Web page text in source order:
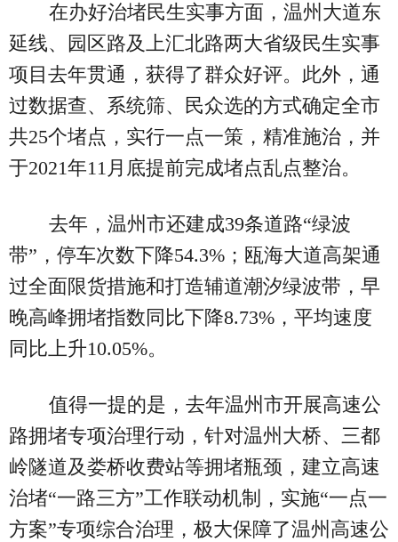
在办好治堵民生实事方面，温州大道东
延线、园区路及上汇北路两大省级民生实事
项目去年贯通，获得了群众好评。此外，通
过数据查、系统筛、民众选的方式确定全市
共25个堵点，实行一点一策，精准施治，并
于2021年11月底提前完成堵点乱点整治。
去年，温州市还建成39条道路“绿波
带”，停车次数下降54.3%；瓯海大道高架通
过全面限货措施和打造辅道潮汐绿波带，早
晚高峰拥堵指数同比下降8.73%，平均速度
同比上升10.05%。
值得一提的是，去年温州市开展高速公
路拥堵专项治理行动，针对温州大桥、三都
岭隧道及娄桥收费站等拥堵瓶颈，建立高速
治堵“一路三方”工作联动机制，实施“一点一
方案”专项综合治理，极大保障了温州高速公